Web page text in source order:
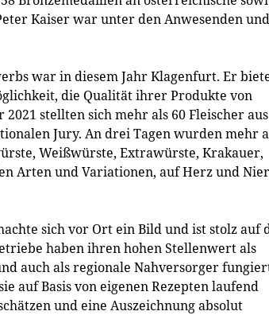
Kaiser war unter den Anwesenden und
war in diesem Jahr Klagenfurt. Er
die Qualität ihrer Produkte von
stellten sich mehr als 60 Fleischer aus
Jury. An drei Tagen wurden mehr
Weißwürste, Extrawürste, Krakauer,
Arten und Variationen, auf Herz und
sich vor Ort ein Bild und ist stolz auf
haben ihren hohen Stellenwert als
auch als regionale Nahversorger
auf Basis von eigenen Rezepten laufend
und eine Auszeichnung absolut